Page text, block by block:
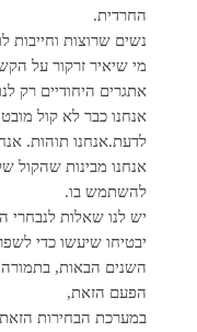
החרדית.
נשים שרוצות וחייבות
מי שיאיר זרקור על
אתגרים היחודיים רק
אנחנו כבר לא קול
לדעת.אנחנו תוהות.
אנחנו מבינות שהקול
להשתמש בו.
יש לנו שאלות לנבחרי
יבטיחו שיעשו כדי
השנים הבאות, בתמורה
הפעם הזאת,
במערכת הבחירות